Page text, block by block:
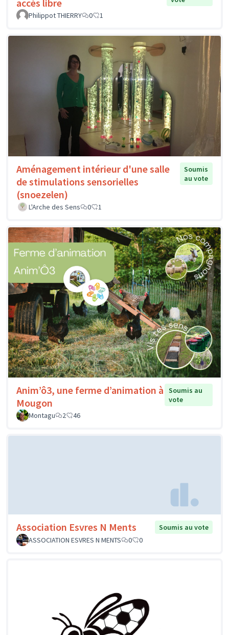
accès libre
Philippot THIERRY
0 1
Aménagement intérieur d'une salle
de stimulations sensorielles
(snoezelen)
Soumis
au vote
L'Arche des Sens 0 1
Anim’ô3, une ferme d’animation à
Mougon
Soumis au
vote
Montagu
2 46
Association Esvres N Ments
Soumis au vote
ASSOCIATION ESVRES N MENTS
0 0